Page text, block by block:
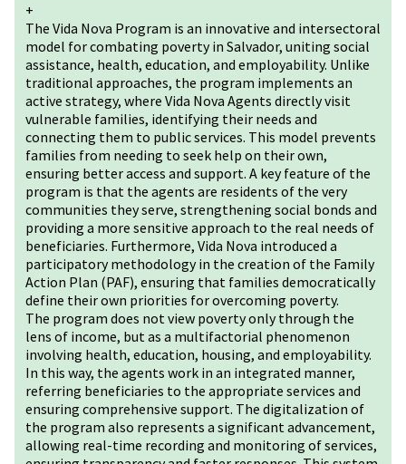
+
The Vida Nova Program is an innovative and intersectoral
model for combating poverty in Salvador, uniting social
assistance, health, education, and employability. Unlike
traditional approaches, the program implements an
active strategy, where Vida Nova Agents directly visit
vulnerable families, identifying their needs and
connecting them to public services. This model prevents
families from needing to seek help on their own,
ensuring better access and support. A key feature of the
program is that the agents are residents of the very
communities they serve, strengthening social bonds and
providing a more sensitive approach to the real needs of
beneficiaries. Furthermore, Vida Nova introduced a
participatory methodology in the creation of the Family
Action Plan (PAF), ensuring that families democratically
define their own priorities for overcoming poverty.
The program does not view poverty only through the
lens of income, but as a multifactorial phenomenon
involving health, education, housing, and employability.
In this way, the agents work in an integrated manner,
referring beneficiaries to the appropriate services and
ensuring comprehensive support. The digitalization of
the program also represents a significant advancement,
allowing real-time recording and monitoring of services,